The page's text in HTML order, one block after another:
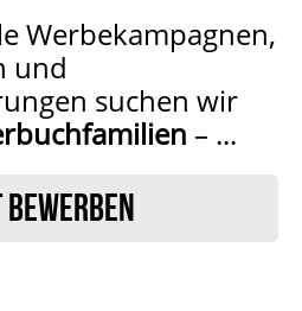
Werbekampagnen,
und
suchen wir
– ...
BEWERBEN